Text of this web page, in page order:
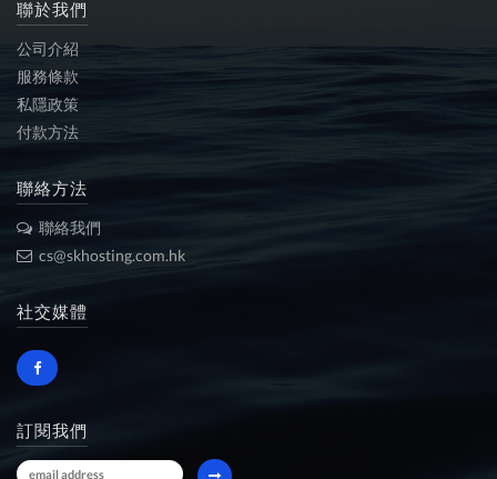
聯於我們
公司介紹
服務條款
私隱政策
付款方法
聯絡方法
聯絡我們
cs@skhosting.com.hk
社交媒體
訂閱我們